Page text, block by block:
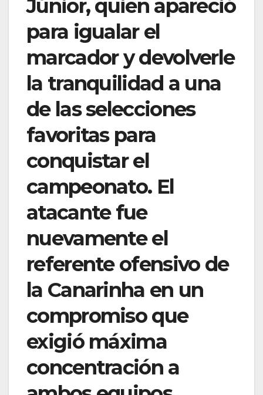
Júnior, quien apareció
para igualar el
marcador y devolverle
la tranquilidad a una
de las selecciones
favoritas para
conquistar el
campeonato. El
atacante fue
nuevamente el
referente ofensivo de
la Canarinha en un
compromiso que
exigió máxima
concentración a